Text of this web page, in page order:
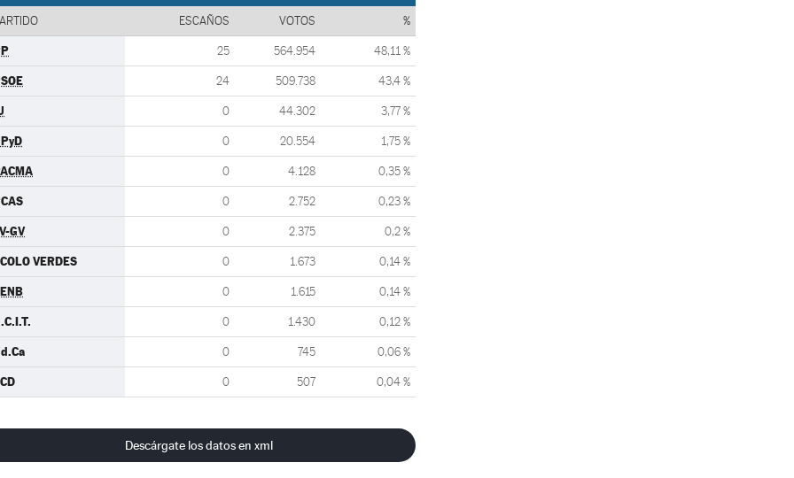
ESCAÑOS VOTOS %
25 564.954 48,11 %
24 509.738 43,4 %
0 44.302 3,77 %
0 20.554 1,75 %
0 4.128 0,35 %
0 2.752 0,23 %
GV 0 2.375 0,2 %
VERDES 0 1.673 0,14 %
0 1.615 0,14 %
0 1.430 0,12 %
0 745 0,06 %
0 507 0,04 %
Descárgate los datos en xml